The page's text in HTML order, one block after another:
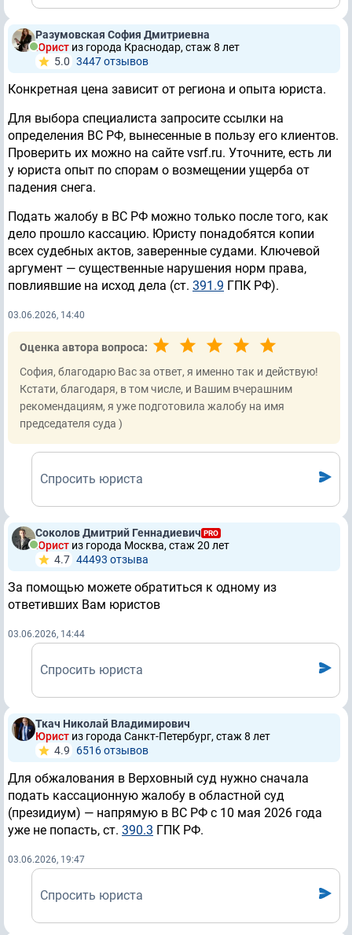
Разумовская София Дмитриевна
Юрист из города Краснодар, стаж 8 лет
5.0 3447 отзывов
Конкретная цена зависит от региона и опыта юриста.
Для выбора специалиста запросите ссылки на
определения ВС РФ, вынесенные в пользу его клиентов.
Проверить их можно на сайте vsrf.ru. Уточните, есть ли
у юриста опыт по спорам о возмещении ущерба от
падения снега.
Подать жалобу в ВС РФ можно только после того, как
дело прошло кассацию. Юристу понадобятся копии
всех судебных актов, заверенные судами. Ключевой
аргумент — существенные нарушения норм права,
повлиявшие на исход дела (ст. 391.9 ГПК РФ).
03.06.2026, 14:40
Оценка автора вопроса:
София, благодарю Вас за ответ, я именно так и действую!
Кстати, благодаря, в том числе, и Вашим вчерашним
рекомендациям, я уже подготовила жалобу на имя
председателя суда )
Спросить юриста
Соколов Дмитрий Геннадиевич PRO
Юрист из города Москва, стаж 20 лет
4.7 44493 отзывa
За помощью можете обратиться к одному из
ответивших Вам юристов
03.06.2026, 14:44
Спросить юриста
Ткач Николай Владимирович
Юрист из города Санкт-Петербург, стаж 8 лет
4.9
6516 отзывов
Для обжалования в Верховный суд нужно сначала
подать кассационную жалобу в областной суд
(президиум) — напрямую в ВС РФ с 10 мая 2026 года
уже не попасть, ст. 390.3 ГПК РФ.
03.06.2026, 19:47
Спросить юриста